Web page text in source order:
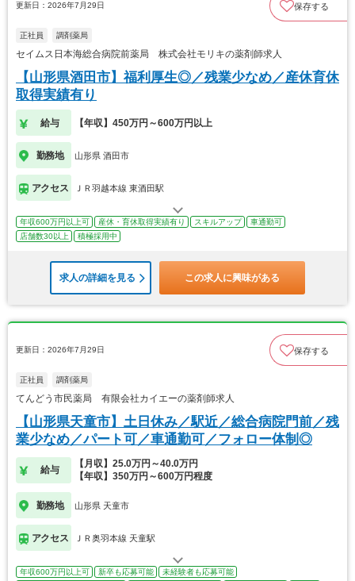
更新日：2026年7月29日 保存する
正社員 調剤薬局
セイムス日本海総合病院前薬局 株式会社モリキの薬剤師求人
【山形県酒田市】福利厚生◎／残業少なめ／産休育休
取得実績有り
給与 【年収】450万円～600万円以上
勤務地 山形県 酒田市
アクセス ＪＲ羽越本線 東酒田駅
年収600万円以上可 産休・育休取得実績有り スキルアップ
車通勤可
店舗数30以上
積極採用中
求人の詳細を見る この求人に興味がある
更新日：2026年7月29日 保存する
正社員 調剤薬局
てんどう市民薬局 有限会社カイエーの薬剤師求人
【山形県天童市】土日休み／駅近／総合病院門前／残
業少なめ／パート可／車通勤可／フォロー体制◎
給与
【月収】25.0万円～40.0万円
【年収】350万円～600万円程度
勤務地 山形県 天童市
アクセス ＪＲ奥羽本線 天童駅
年収600万円以上可 新卒も応募可能
未経験者も応募可能